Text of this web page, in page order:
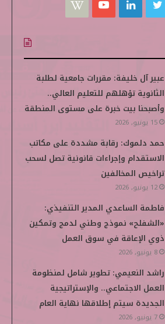
ت
ر
ك
د
إ
ن
ي
و
i
p
d
عبير آل خليفة: مقررات جامعية لطلبة
الثانوية تؤهلهم للتعليم العالي..
وأصبحنا بيت خبرة على مستوى المنطقة
15 يونيو, 2026
حمد دلموك: رقابة مشددة على مكاتب
الاستقدام وإجراءات قانونية تصل لسحب
تراخيص المخالفين
12 يونيو, 2026
فاطمة الساعدي المدير التنفيذي:
«الشفلح» نموذج وطني لدمج وتمكين
ذوي الإعاقة في سوق العمل
8 يونيو, 2026
راشد النعيمي: تطوير شامل لمنظومة
العمل الاجتماعي.. والإستراتيجية
الجديدة سيتم إطلاقها نهاية العام
7 يونيو, 2026